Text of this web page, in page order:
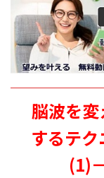
脳波を
するテ
(1)